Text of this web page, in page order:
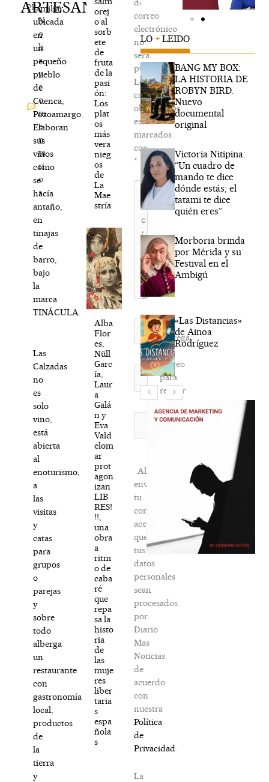
ARTESANAL
21
N
o
h
a
y
c
o
m
e
n
ta
ri
o
s
familiar
ubicada
en
un
pequeño
pueblo
de
Cuenca,
Pozoamargo.
Elaboran
sus
vinos
como
se
hacía
antaño,
en
tinajas
de
barro,
bajo
la
marca
TINÁCULA.
Las
Calzadas
no
es
solo
vino,
está
abierta
al
enoturismo,
a
las
visitas
y
catas
para
grupos
o
parejas
y
sobre
todo
alberga
un
restaurante
con
gastronomía
local,
productos
de
la
tierra
y
orej
o al
sorb
ete
de
fruta
de la
pasi
ón:
Los
plat
os
más
vera
nieg
os
de
La
Mae
stría
Alba
Flor
es,
Nüll
Garc
ía,
Laur
a
Galá
n y
Eva
Vald
elom
ar
prot
agon
izan
LIB
RES!
!!,
una
obra
a
ritm
o de
caba
ré
que
repa
sa la
histo
ria
de
las
muje
res
liber
taria
s
espa
ñola
s
de
correo
electrónico
no
será
publicada.
Los
campos
obligatorios
están
marcados
con
*
Escribe
aquí...
Nombre*
Correo
electrónico*
Agréga
mi
correo
para
recibir
la
newsletter
Al
enviar
tu
comentario,
aceptas
que
tus
datos
personales
sean
procesados
por
Diario
Mas
Noticias
de
acuerdo
con
nuestra
Política
de
Privacidad
La
LO + LEIDO
BANG MY BOX:
LA HISTORIA DE
ROBYN BIRD.
Nuevo
documental
original
Victoria Nitipina:
“Un cuadro de
mando te dice
dónde estás; el
tatami te dice
quién eres”
Morboria brinda
por Mérida y su
Festival en el
Ambigú
«Las Distancias»
de Ainoa
Rodríguez